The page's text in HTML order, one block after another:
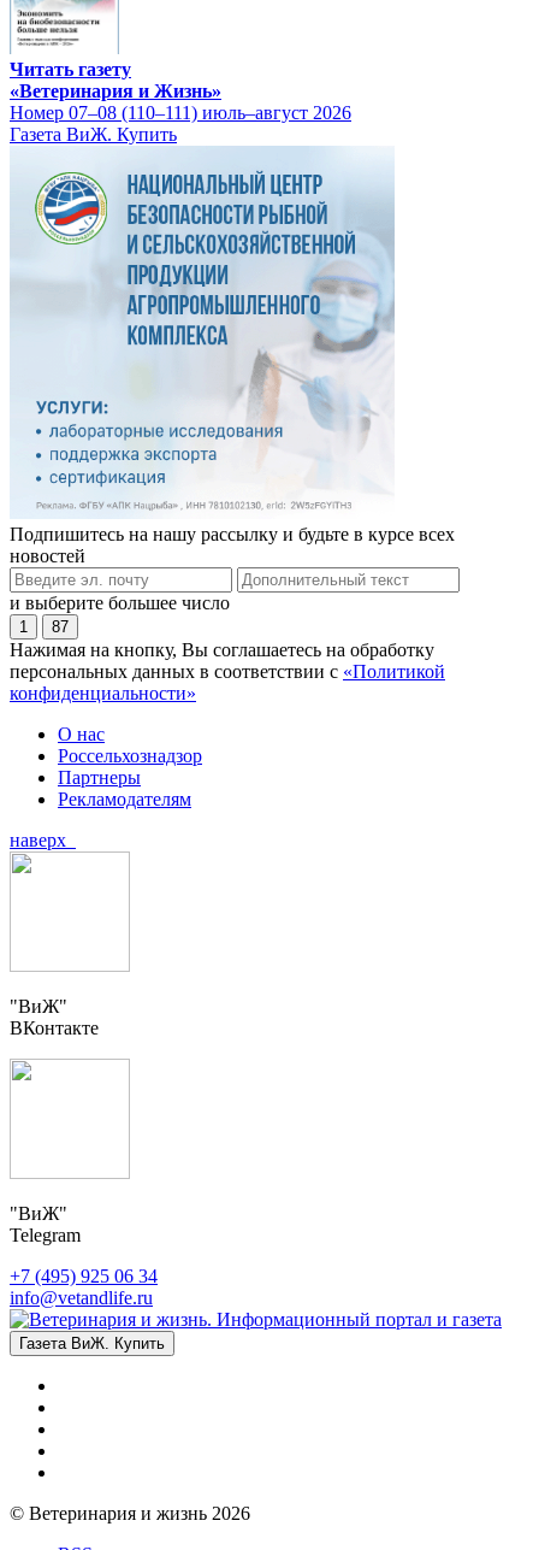
Читать газету
«Ветеринария и Жизнь»
Номер 07–08 (110–111) июль–август 2026
Газета ВиЖ. Купить
Подпишитесь на нашу рассылку и будьте в курсе всех
новостей
и выберите большее число
1 87
Нажимая на кнопку, Вы соглашаетесь на обработку
персональных данных в соответствии с «Политикой
конфиденциальности»
О нас
Россельхознадзор
Партнеры
Рекламодателям
наверх
"ВиЖ"
ВКонтакте
"ВиЖ"
Telegram
+7 (495) 925 06 34
info@vetandlife.ru
Газета ВиЖ. Купить
© Ветеринария и жизнь 2026